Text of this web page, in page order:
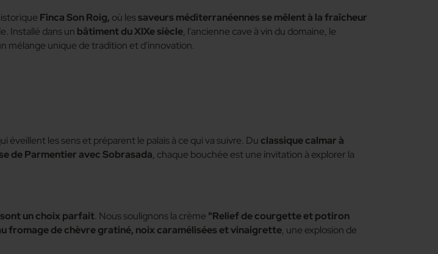
Finca Son Roig, où lessaveurs méditerranéennes se mêlent à la fraîcheur
Installé dans un bâtiment du XIXe siècle, l'ancienne cave à vin du domaine, le
mélange unique de tradition et d'innovation.
éveillent les sens et préparent le palais à ce qui va suivre. Du classique calmar à
de Parmentier avec Sobrasada, chaque bouchée est une invitation à explorer la
un choix parfait. Nous soulignons la crème "Relief de courgette et potiron
fromage de chèvre gratiné, noix caramélisées et vinaigrette, une explosion de